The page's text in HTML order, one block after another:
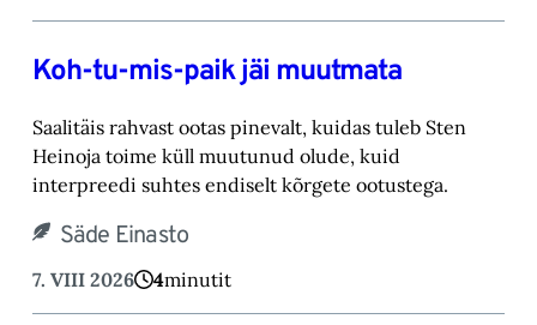
Koh-tu-mis-paik jäi muutmata
Saalitäis rahvast ootas pinevalt, kuidas tuleb Sten
Heinoja toime küll muutunud olude, kuid
‎interpreedi suhtes endiselt kõrgete ootustega.‎
Säde Einasto
7. VIII 2026 4minutit